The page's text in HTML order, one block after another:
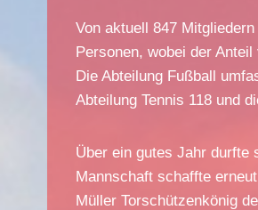
Von aktuell 847
Personen, wobei der
Die Abteilung Fußball
Abteilung Tennis 118 und
Über ein gutes Jahr durfte
Mannschaft schaffte
Müller Torschützenkönig